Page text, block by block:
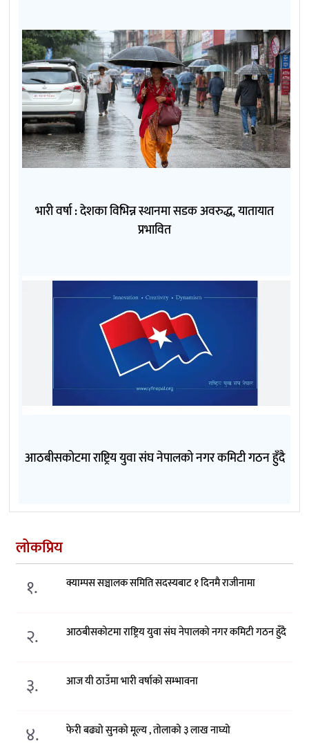
भारी वर्षा : देशका विभिन्न स्थानमा सडक अवरुद्ध, यातायात
प्रभावित
आठबीसकोटमा राष्ट्रिय युवा संघ नेपालको नगर कमिटी गठन हुँदै
लोकप्रिय
१. क्याम्पस सञ्चालक समिति सदस्यबाट १ दिनमै राजीनामा
२. आठबीसकोटमा राष्ट्रिय युवा संघ नेपालको नगर कमिटी गठन हुँदै
३. आज यी ठाउँमा भारी वर्षाको सम्भावना
४. फेरी बढ्यो सुनको मूल्य , तोलाको ३ लाख नाघ्यो